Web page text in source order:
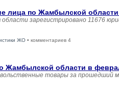
лица по Жамбылской области
зарегистрировано 11676
ЖО • комментариев 4
Жамбылской области в
товары за прошедший